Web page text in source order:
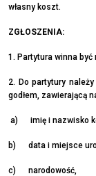
własny koszt.
ZGŁOSZENIA:
1. Partytura winna być
2. Do partytury
godłem, zawierającą
a) imię i nazwisko
b) data i miejsce
c) narodowość,